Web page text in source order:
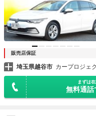
販売店保証
埼玉県越谷市 カープロジェ
まずは
無料通話